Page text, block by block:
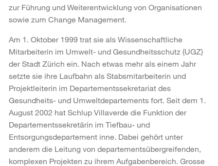
zur Führung und Weiterentwicklung von Organisationen
sowie zum Change Management.
Am 1. Oktober 1999 trat sie als Wissenschaftliche
Mitarbeiterin im Umwelt- und Gesundheitsschutz (UGZ)
der Stadt Zürich ein. Nach etwas mehr als einem Jahr
setzte sie ihre Laufbahn als Stabsmitarbeiterin und
Projektleiterin im Departementssekretariat des
Gesundheits- und Umweltdepartements fort. Seit dem 1.
August 2002 hat Schlup Villaverde die Funktion der
Departementssekretärin im Tiefbau- und
Entsorgungsdepartement inne. Dabei gehört unter
anderem die Leitung von departementsübergreifenden,
komplexen Projekten zu ihrem Aufgabenbereich. Grosse